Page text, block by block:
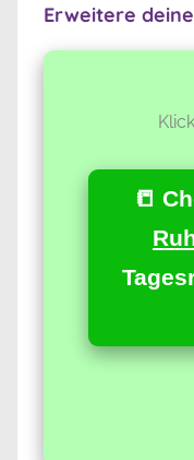
Erweitere
📒